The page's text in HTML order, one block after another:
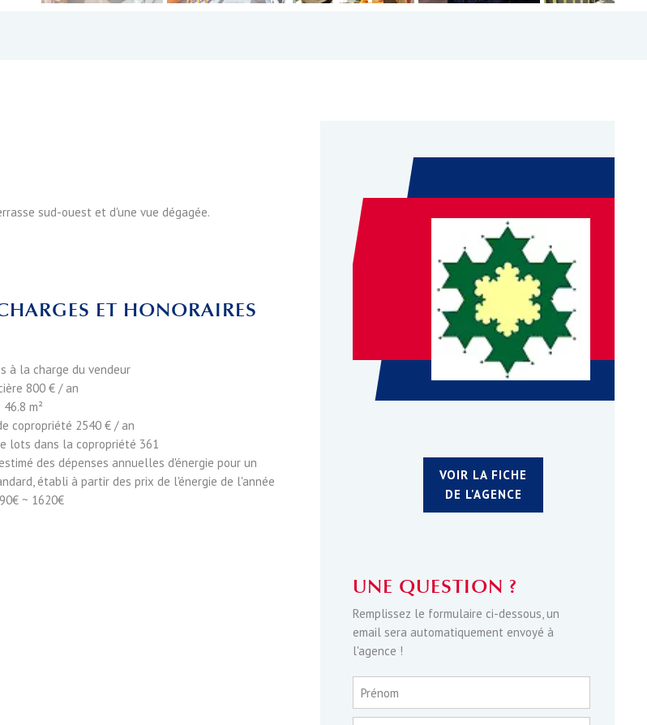
sud-ouest et d'une vue dégagée.
ET HONORAIRES
à la charge du vendeur
800 € / an
46.8 m²
copropriété 2540 € / an
lots dans la copropriété 361
des dépenses annuelles d'énergie pour un
établi à partir des prix de l'énergie de l'année
~ 1620€
VOIR LA FICHE
DE L'AGENCE
UNE QUESTION ?
Remplissez le formulaire ci-dessous, un
email sera automatiquement envoyé à
l'agence !
Prénom